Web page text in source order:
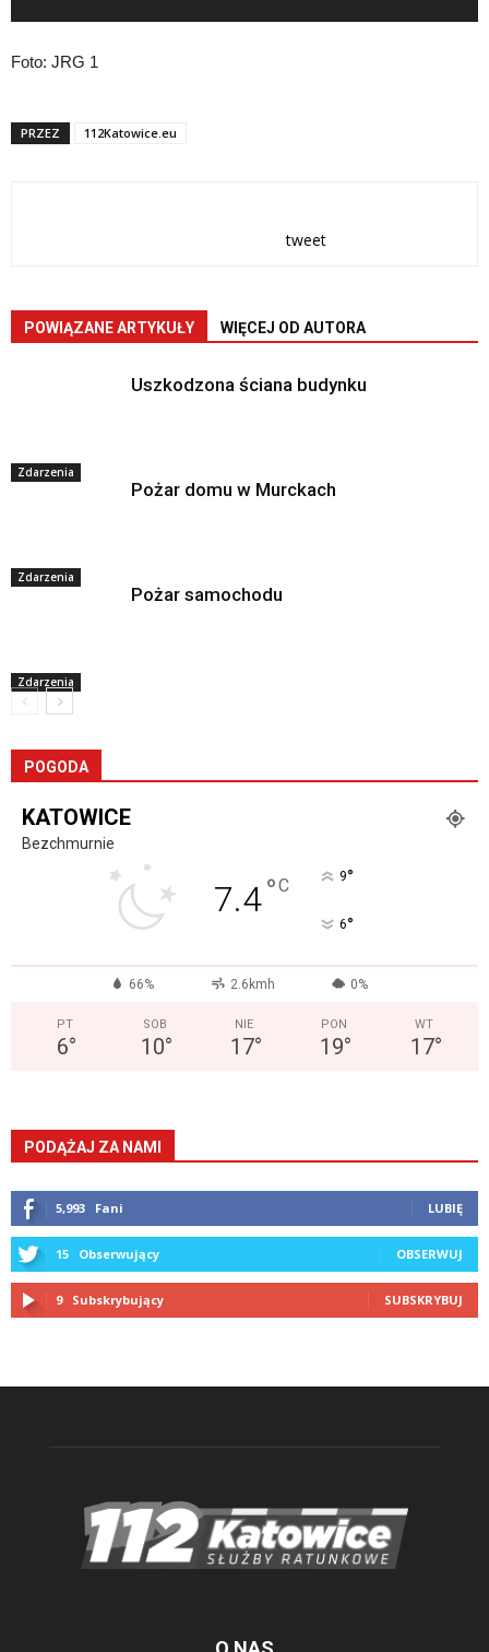
Foto: JRG 1
PRZEZ 112Katowice.eu
tweet
POWIĄZANE ARTYKUŁY WIĘCEJ OD AUTORA
Zdarzenia
Uszkodzona ściana budynku
Zdarzenia
Pożar domu w Murckach
Zdarzenia
Pożar samochodu
POGODA
KATOWICE
Bezchmurnie
7.4°C 9°
6°
66% 2.6kmh 0%
PT
6°
SOB
10°
NIE
17°
PON
19°
WT
17°
PODĄŻAJ ZA NAMI
5,993 Fani LUBIĘ
15 Obserwujący OBSERWUJ
9 Subskrybujący SUBSKRYBUJ